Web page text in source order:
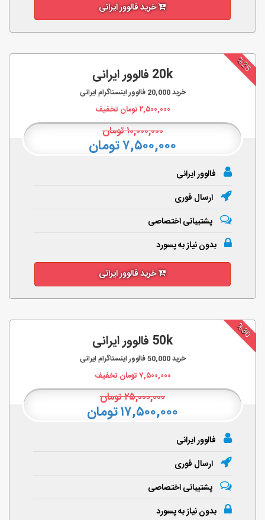
خرید فالوور ایرانی
%25
20k فالوور ایرانی
خرید20,000 فالوور اینستاگرام ایرانی
۲,۵۰۰,۰۰۰تومان تخفیف
۱۰,۰۰۰,۰۰۰تومان
۷,۵۰۰,۰۰۰ تومان
فالوور ایرانی
ارسال فوری
پشتیبانی اختصاصی
بدون نیاز به پسورد
خرید فالوور ایرانی
%30
50k فالوور ایرانی
خرید50,000فالوور اینستاگرام ایرانی
۷,۵۰۰,۰۰۰تومان تخفیف
۲۵,۰۰۰,۰۰۰تومان
۱۷,۵۰۰,۰۰۰ تومان
فالوور ایرانی
ارسال فوری
پشتیبانی اختصاصی
بدون نیاز به پسورد